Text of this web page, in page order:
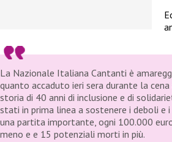
La Nazionale Italiana Cantanti è
quanto accaduto ieri sera durante la
storia di 40 anni di inclusione e di
stati in prima linea a sostenere i deboli e
una partita importante, ogni 100.000
meno e e 15 potenziali morti in più.